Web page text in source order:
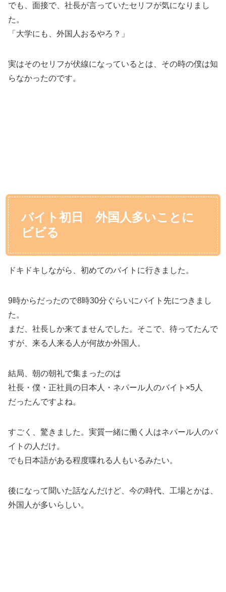
でも、面接で、社長が言っていたセリフが気になりまし
た。
「大学にも、外国人おるやろ？」
実はそのセリフが伏線になっているとは、その時の僕は知
らなかったのです。
バイト初日 外国人多いことに
ビビる
ドキドキしながら、初めてのバイトに行きました。
9時からだったので8時30分ぐらいにバイト先につきまし
た。
まだ、社長しか来てませんでした。そこで、待ってたんで
すが、来る人来る人が何故か外国人。
結局、朝の朝礼で集まったのは
社長・僕・正社員の日本人・ネパール人のバイト×5人
だったんですよね。
すごく、驚きました。実質一緒に働く人はネパール人のバ
イトの人だけ。
でも日本語がある程度喋れる人もいるみたい。
後になって聞いた話なんだけど、今の時代、工場とかは、
外国人が多いらしい。